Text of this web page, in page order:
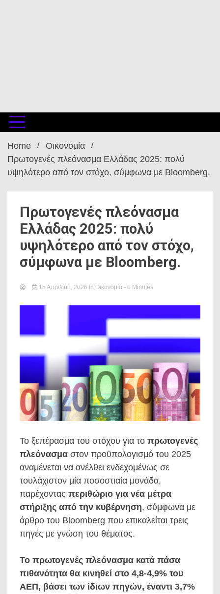
Home
Οικονομία
Πρωτογενές πλεόνασμα Ελλάδας 2025: πολύ
υψηλότερο από τον στόχο, σύμφωνα με Bloomberg.
Πρωτογενές πλεόνασμα
Ελλάδας 2025: πολύ
υψηλότερο από τον στόχο,
σύμφωνα με Bloomberg.
15 Απριλίου, 2026 in Οικονομία - 0 Minutes
Το ξεπέρασμα του στόχου για το πρωτογενές
πλεόνασμα στον προϋπολογισμό του 2025
αναμένεται να ανέλθει ενδεχομένως σε
τουλάχιστον μία ποσοστιαία μονάδα,
παρέχοντας περιθώριο για νέα μέτρα
στήριξης από την κυβέρνηση, σύμφωνα με
άρθρο του Bloomberg που επικαλείται τρεις
πηγές με γνώση του θέματος.
Το πρωτογενές πλεόνασμα κατά πάσα
πιθανότητα θα κινηθεί στο 4,8-4,9% του
ΑΕΠ, βάσει των ίδιων πηγών, έναντι 3,7%